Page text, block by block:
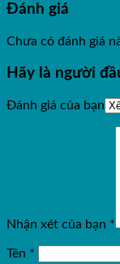
Đánh giá
Chưa có đánh giá
Hãy là người
Đánh giá của bạn
Nhận xét của bạn *
Tên *